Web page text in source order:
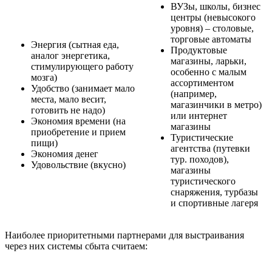
Энергия (сытная еда,
аналог энергетика,
стимулирующего работу
мозга)
Удобство (занимает мало
места, мало весит,
готовить не надо)
Экономия времени (на
приобретение и прием
пищи)
Экономия денег
Удовольствие (вкусно)
ВУЗы, школы, бизнес
центры (невысокого
уровня) – столовые,
торговые автоматы
Продуктовые
магазины, ларьки,
особенно с малым
ассортиментом
(например,
магазинчики в метро)
или интернет
магазины
Туристические
агентства (путевки
тур. походов),
магазины
туристического
снаряжения, турбазы
и спортивные лагеря
Наиболее приоритетными партнерами для выстраивания
через них системы сбыта считаем: